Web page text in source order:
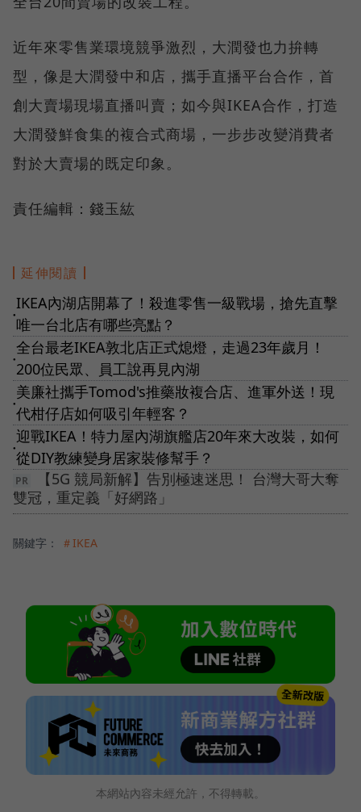
近年來零售業環境競爭激烈，大潤發也力拚轉
型，像是大潤發中和店，攜手直播平台合作，首
創大賣場現場直播叫賣；如今與IKEA合作，打造
大潤發鮮食集的複合式商場，一步步改變消費者
對於大賣場的既定印象。
責任編輯：錢玉紘
延伸閱讀
●
IKEA內湖店開幕了！殺進零售一級戰場，搶先直擊
唯一台北店有哪些亮點？
●
全台最老IKEA敦北店正式熄燈，走過23年歲月！
200位民眾、員工說再見內湖
●
美廉社攜手Tomod's推藥妝複合店、進軍外送！現
代柑仔店如何吸引年輕客？
●
迎戰IKEA！特力屋內湖旗艦店20年來大改裝，如何
從DIY教練變身居家裝修幫手？
【5G 競局新解】告別極速迷思！ 台灣大哥大奪
雙冠，重定義「好網路」
關鍵字： ＃IKEA
本網站內容未經允許，不得轉載。